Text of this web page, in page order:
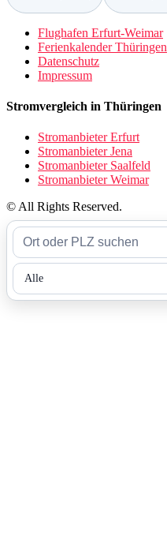
Flughafen Erfurt-Weimar
Ferienkalender Thüringen
Datenschutz
Impressum
Stromvergleich in Thüringen
Stromanbieter Erfurt
Stromanbieter Jena
Stromanbieter Saalfeld
Stromanbieter Weimar
© All Rights Reserved.